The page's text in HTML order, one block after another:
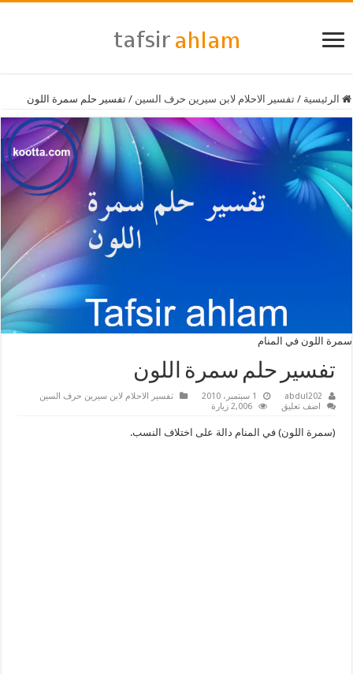
الرئيسية / تفسير الاحلام لابن سيرين حرف السين / تفسير حلم سمرة اللون
سمرة اللون في المنام
تفسير حلم سمرة اللون
abdul202 1 سبتمبر، 2010
تفسير الاحلام لابن سيرين حرف السين
اضف تعليق
2,006 زيارة
(سمرة اللون) في المنام دالة على اختلاف النسب.